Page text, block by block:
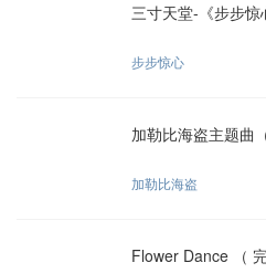
三寸天堂-《步步惊
步步惊心
加勒比海盗主题曲
加勒比海盗
Flower Dance （